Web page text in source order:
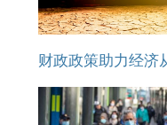
财政政策助力经济